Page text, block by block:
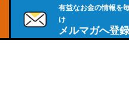
有益なお金の情報を
け
メルマガへ登